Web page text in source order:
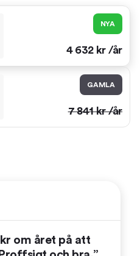
NYA
4 632 kr /år
GAMLA
7 841kr /år
om året på att